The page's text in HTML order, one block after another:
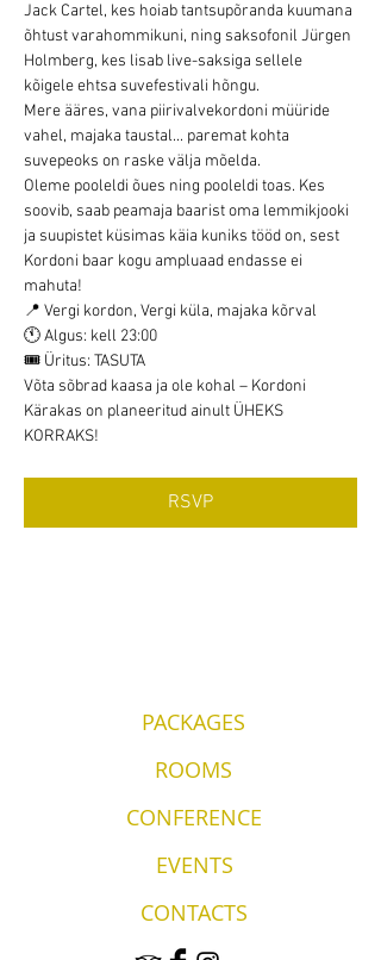
Jack Cartel, kes hoiab tantsupõranda kuumana
õhtust varahommikuni, ning saksofonil Jürgen
Holmberg, kes lisab live-saksiga sellele
kõigele ehtsa suvefestivali hõngu.
Mere ääres, vana piirivalvekordoni müüride
vahel, majaka taustal... paremat kohta
suvepeoks on raske välja mõelda.
Oleme pooleldi õues ning pooleldi toas. Kes
soovib, saab peamaja baarist oma lemmikjooki
ja suupistet küsimas käia kuniks tööd on, sest
Kordoni baar kogu ampluaad endasse ei
mahuta!
📍 Vergi kordon, Vergi küla, majaka kõrval
🕚 Algus: kell 23:00
🎟 Üritus: TASUTA
Võta sõbrad kaasa ja ole kohal – Kordoni
Kärakas on planeeritud ainult ÜHEKS
KORRAKS!
RSVP
PACKAGES
ROOMS
CONFERENCE
EVENTS
CONTACTS